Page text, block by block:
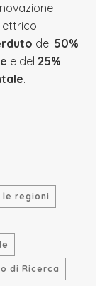
del 50%
e del 25%
.
regioni
di Ricerca